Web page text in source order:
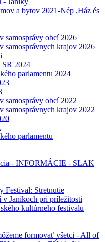
- Janíky
a bytov 2021-Nép ,Ház és
samosprávy obcí 2026
samosprávnych krajov 2026
SR 2024
parlamentu 2024
samosprávy obcí 2022
samosprávnych krajov 2022
parlamentu
- INFORMÁCIE - SLAK
Festival: Stretnutie
v Janíkoch pri príležitosti
kultúrneho festivalu
formovať všetci - All of